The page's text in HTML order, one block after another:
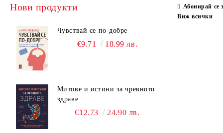
Нови продукти
Чувствай се по-добре
€9.71 18.99 лв.
Митове и истини за чревното
здраве
€12.73 24.90 лв.
Абонирай се
Виж всички